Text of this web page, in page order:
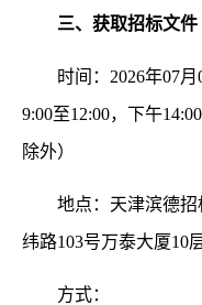
三、获取招标文件
时间： 2026年07
9:00至12:00，下午
除外）
地点：天津滨德
纬路103号万泰大厦10
方式：